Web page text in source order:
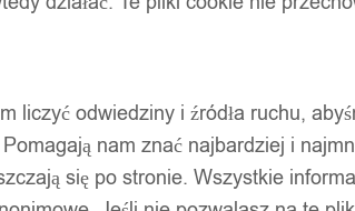
liczyć odwiedziny i źródła ruchu,
nam znać najbardziej i
się po stronie. Wszystkie